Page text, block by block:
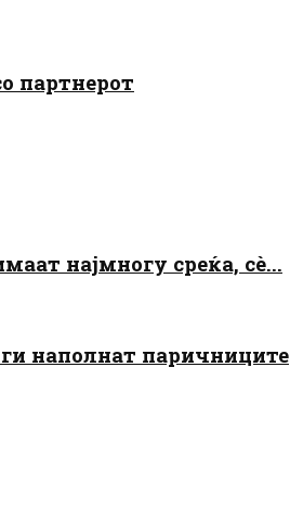
партнерот
најмногу среќа, сè...
наполнат паричниците